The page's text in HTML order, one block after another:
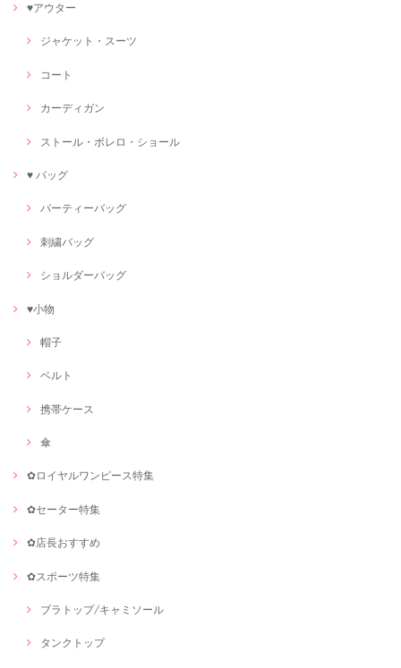
♥アウター
ジャケット・スーツ
コート
カーディガン
ストール・ボレロ・ショール
♥ バッグ
パーティーバッグ
刺繍バッグ
ショルダーバッグ
♥小物
帽子
ベルト
携帯ケース
傘
✿ロイヤルワンピース特集
✿セーター特集
✿店長おすすめ
✿スポーツ特集
ブラトップ/キャミソール
タンクトップ